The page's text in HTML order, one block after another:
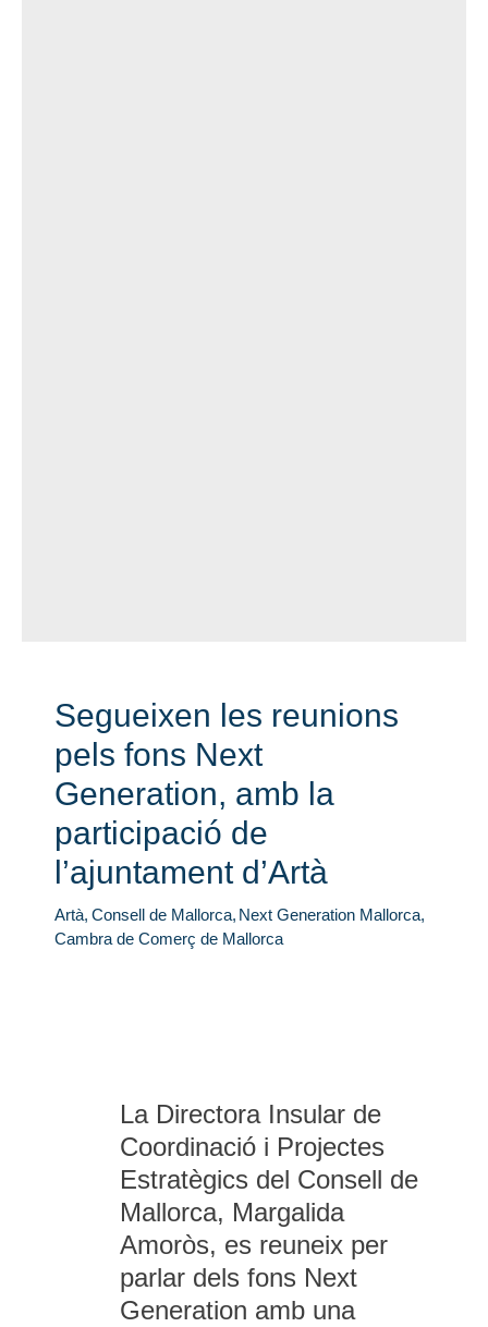
Segueixen les reunions
pels fons Next
Generation, amb la
participació de
l’ajuntament d’Artà
Artà, Consell de Mallorca, Next Generation Mallorca,
Cambra de Comerç de Mallorca
La Directora Insular de
Coordinació i Projectes
Estratègics del Consell de
Mallorca, Margalida
Amoròs, es reuneix per
parlar dels fons Next
Generation amb una